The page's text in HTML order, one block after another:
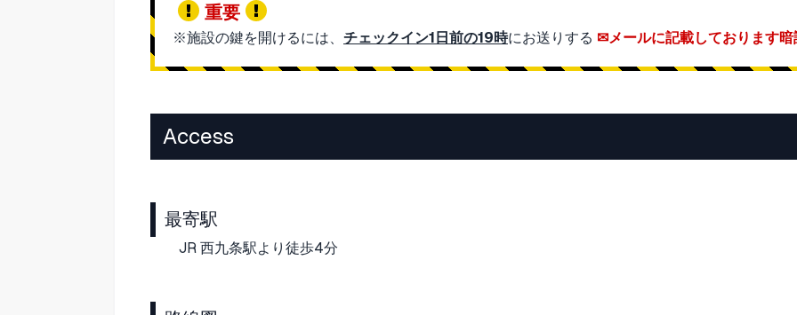
重要
※施設の鍵を開けるには、 チェックイン1日前の19時にお送りする メールに記載しております
Access
最寄駅
JR 西九条駅より徒歩4分